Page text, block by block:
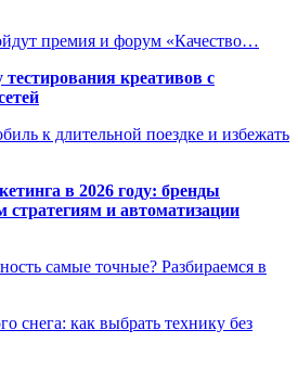
премия и форум «Качество…
креативов с
к длительной поездке и избежать
в 2026 году: бренды
стратегиям и автоматизации
самые точные? Разбираемся в
снега: как выбрать технику без